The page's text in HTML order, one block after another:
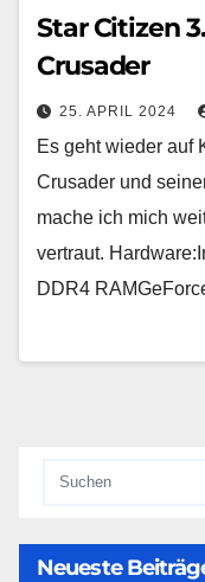
Star Citizen
Crusader
25. APRIL 2024
Es geht wieder auf
Crusader und
mache ich mich
vertraut.
DDR4
Neueste